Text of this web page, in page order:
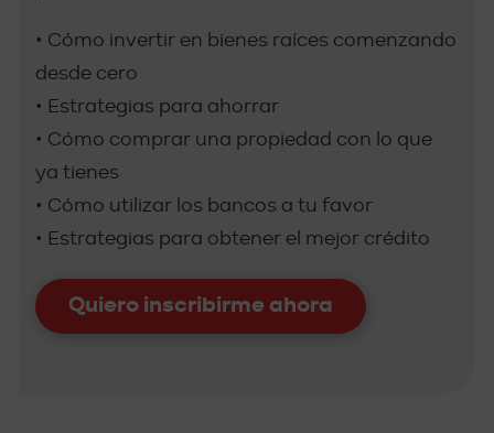
• Cómo invertir en bienes raíces comenzando
desde cero
• Estrategias para ahorrar
• Cómo comprar una propiedad con lo que
ya tienes
• Cómo utilizar los bancos a tu favor
• Estrategias para obtener el mejor crédito
Quiero inscribirme ahora